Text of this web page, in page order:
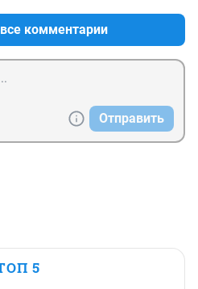
комментарии
Отправить
5